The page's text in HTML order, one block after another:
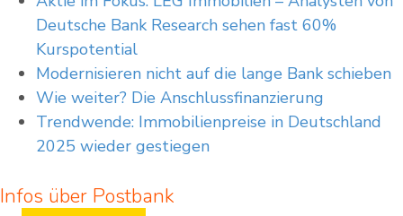
Deutsche Bank Research sehen fast 60%
Kurspotential
Modernisieren nicht auf die lange Bank schieben
Wie weiter? Die Anschlussfinanzierung
Trendwende: Immobilienpreise in Deutschland
2025 wieder gestiegen
Infos über Postbank